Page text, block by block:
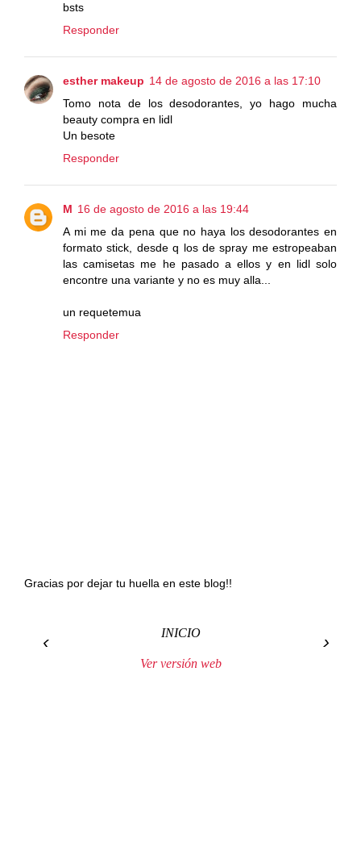
bsts
Responder
esther makeup 14 de agosto de 2016 a las 17:10
Tomo nota de los desodorantes, yo hago mucha
beauty compra en lidl
Un besote
Responder
M 16 de agosto de 2016 a las 19:44
A mi me da pena que no haya los desodorantes en
formato stick, desde q los de spray me estropeaban
las camisetas me he pasado a ellos y en lidl solo
encontre una variante y no es muy alla...
un requetemua
Responder
Gracias por dejar tu huella en este blog!!
‹ ›
INICIO
Ver versión web